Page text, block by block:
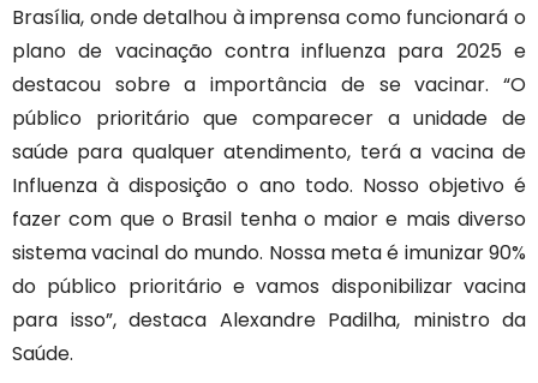
Brasília, onde detalhou à imprensa como funcionará o
plano de vacinação contra influenza para 2025 e
destacou sobre a importância de se vacinar. “O
público prioritário que comparecer a unidade de
saúde para qualquer atendimento, terá a vacina de
Influenza à disposição o ano todo. Nosso objetivo é
fazer com que o Brasil tenha o maior e mais diverso
sistema vacinal do mundo. Nossa meta é imunizar 90%
do público prioritário e vamos disponibilizar vacina
para isso”, destaca Alexandre Padilha, ministro da
Saúde.